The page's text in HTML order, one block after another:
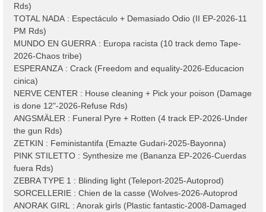
Rds)
TOTAL NADA : Espectáculo + Demasiado Odio (II EP-2026-11
PM Rds)
MUNDO EN GUERRA : Europa racista (10 track demo Tape-
2026-Chaos tribe)
ESPERANZA : Crack (Freedom and equality-2026-Educacion
cinica)
NERVE CENTER : House cleaning + Pick your poison (Damage
is done 12"-2026-Refuse Rds)
ANGSMÄLER : Funeral Pyre + Rotten (4 track EP-2026-Under
the gun Rds)
ZETKIN : Feministantifa (Emazte Gudari-2025-Bayonna)
PINK STILETTO : Synthesize me (Bananza EP-2026-Cuerdas
fuera Rds)
ZEBRA TYPE 1 : Blinding light (Teleport-2025-Autoprod)
SORCELLERIE : Chien de la casse (Wolves-2026-Autoprod
ANORAK GIRL : Anorak girls (Plastic fantastic-2008-Damaged